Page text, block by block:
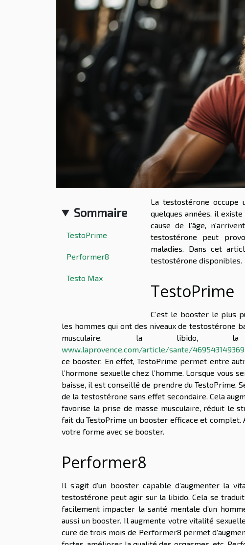
Sommaire
TestoPrime
Performer8
Testo Max
La testostérone occupe
quelques années, il
cause de l’âge,
testostérone peut
maladies. Dans cet
testostérone disponibles.
TestoPrime
C’est le booster le plus
les hommes qui ont des niveaux de testostérone
musculaire, la libido,
www.laprovence.com/article/sante/
ce booster. En effet, TestoPrime permet entre
l’hormone sexuelle chez l’homme. Lorsque vous
baisse, il est conseillé de prendre du TestoPrime.
de la testostérone sans effet secondaire. Cela
favorise la prise de masse musculaire, réduit le
fait du TestoPrime un booster efficace et
votre forme avec se booster.
Performer8
Il s’agit d’un booster capable d’augmenter la
testostérone peut agir sur la libido. Cela se
facilement impacter la santé mentale d’un
aussi un booster. Il augmente votre vitalité
cure de trois mois de Performer8 permet